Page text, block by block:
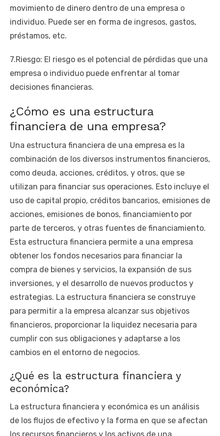
movimiento de dinero dentro de una empresa o
individuo. Puede ser en forma de ingresos, gastos,
préstamos, etc.
7.Riesgo: El riesgo es el potencial de pérdidas que una
empresa o individuo puede enfrentar al tomar
decisiones financieras.
¿Cómo es una estructura
financiera de una empresa?
Una estructura financiera de una empresa es la
combinación de los diversos instrumentos financieros,
como deuda, acciones, créditos, y otros, que se
utilizan para financiar sus operaciones. Esto incluye el
uso de capital propio, créditos bancarios, emisiones de
acciones, emisiones de bonos, financiamiento por
parte de terceros, y otras fuentes de financiamiento.
Esta estructura financiera permite a una empresa
obtener los fondos necesarios para financiar la
compra de bienes y servicios, la expansión de sus
inversiones, y el desarrollo de nuevos productos y
estrategias. La estructura financiera se construye
para permitir a la empresa alcanzar sus objetivos
financieros, proporcionar la liquidez necesaria para
cumplir con sus obligaciones y adaptarse a los
cambios en el entorno de negocios.
¿Qué es la estructura financiera y
económica?
La estructura financiera y económica es un análisis
de los flujos de efectivo y la forma en que se afectan